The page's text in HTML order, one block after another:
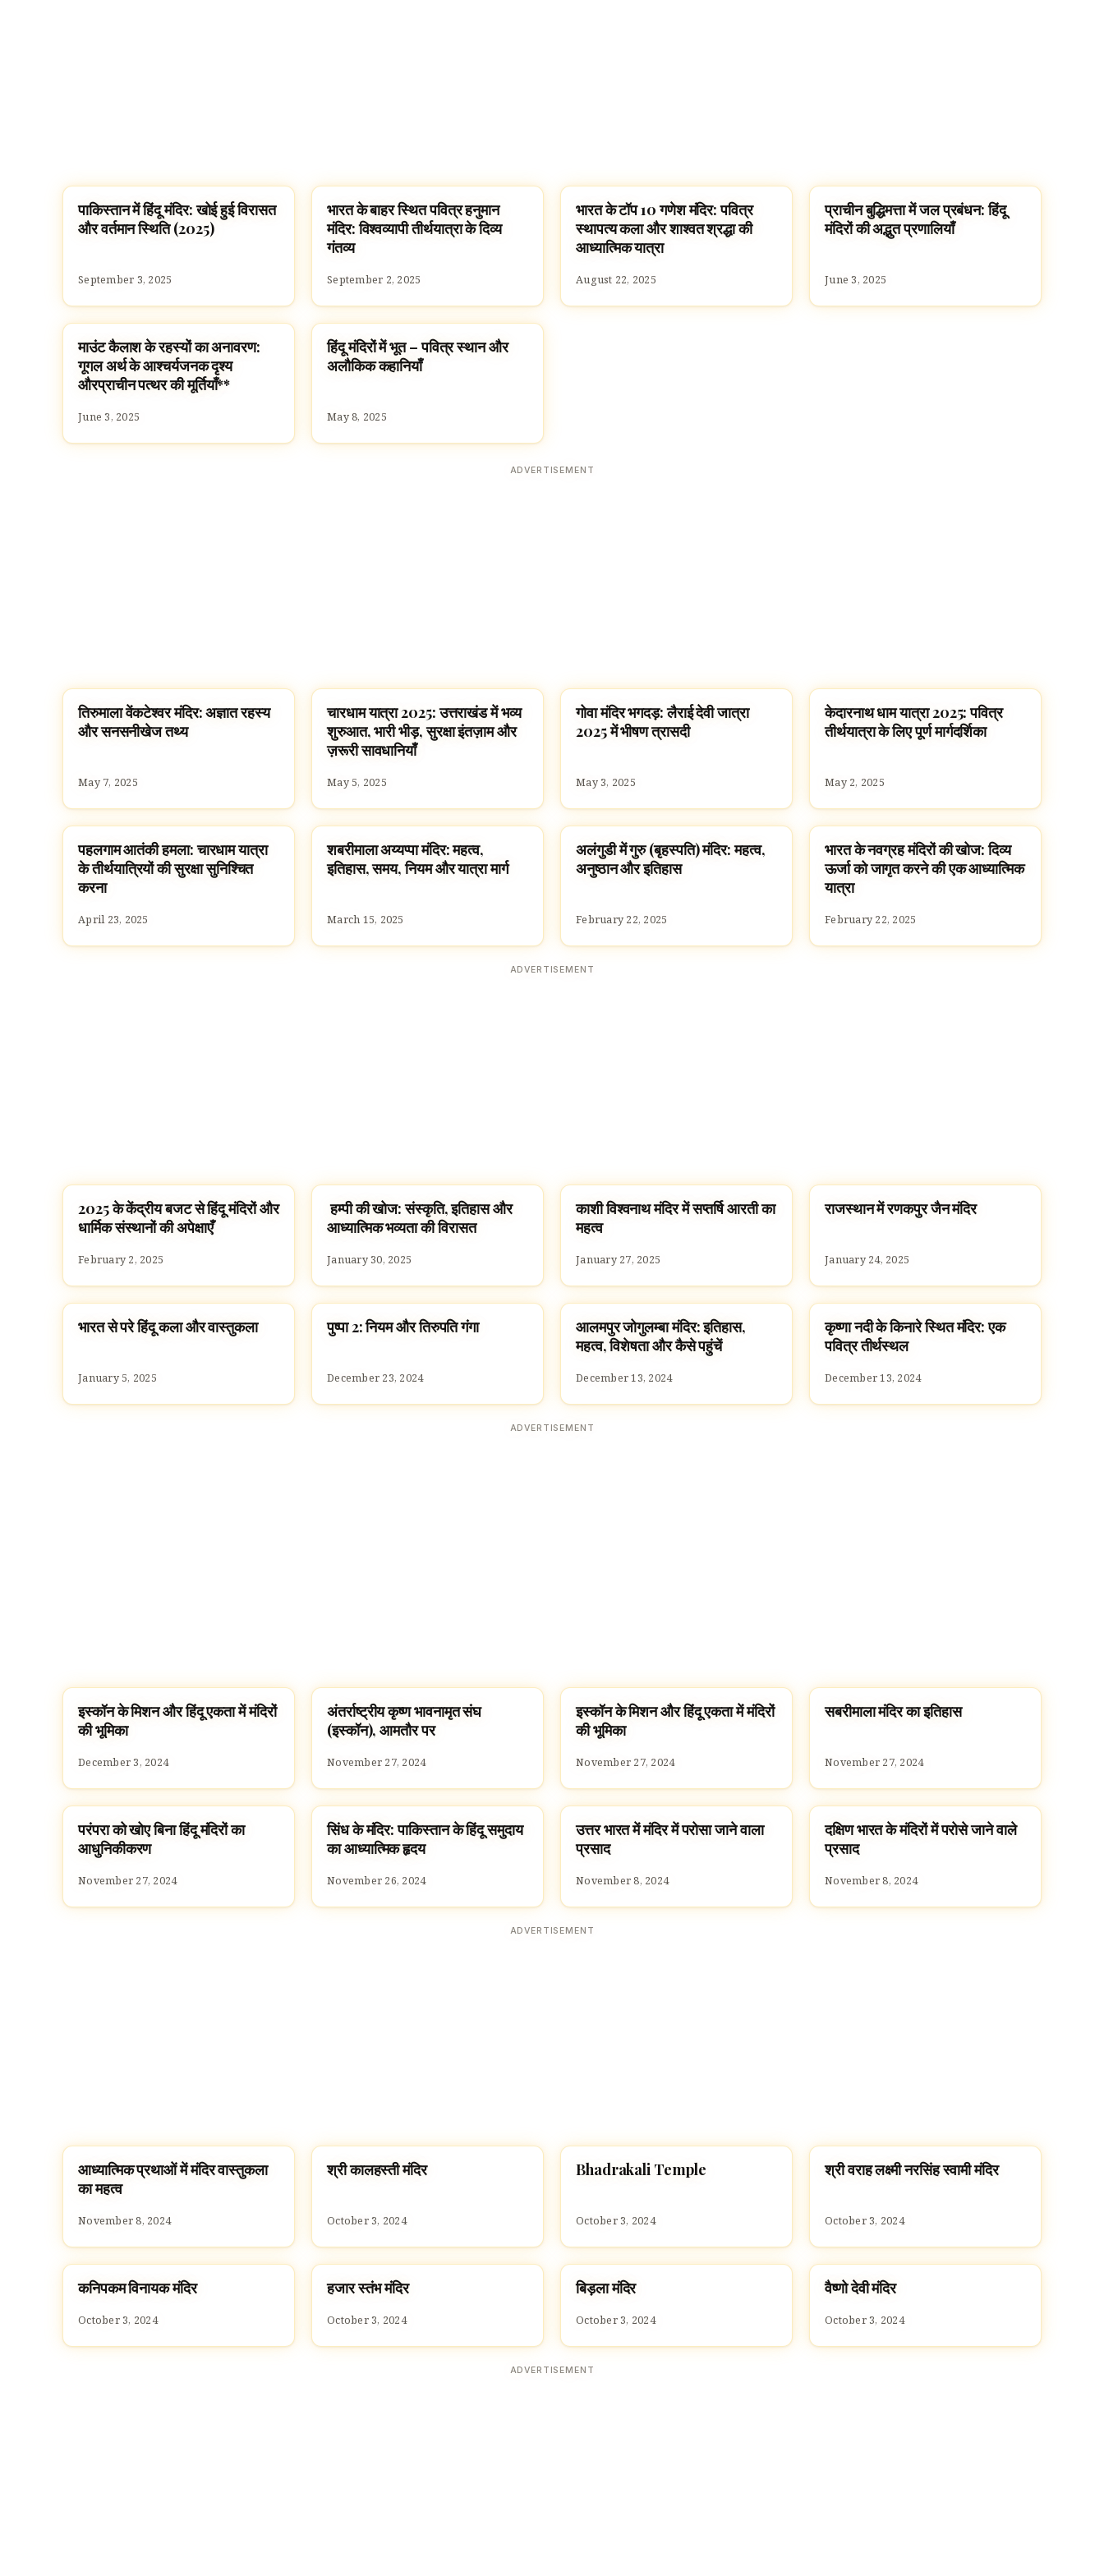
TEMPLES
पाकिस्तान में हिंदू मंदिर: खोई हुई विरासत
और वर्तमान स्थिति (2025)
September 3, 2025
TEMPLES
भारत के बाहर स्थित पवित्र हनुमान
मंदिर: विश्वव्यापी तीर्थयात्रा के दिव्य
गंतव्य
September 2, 2025
TEMPLES
भारत के टॉप 10 गणेश मंदिर: पवित्र
स्थापत्य कला और शाश्वत श्रद्धा की
आध्यात्मिक यात्रा
August 22, 2025
TEMPLES
प्राचीन बुद्धिमत्ता में जल प्रबंधन: हिंदू
मंदिरों की अद्भुत प्रणालियाँ
June 3, 2025
TEMPLES
माउंट कैलाश के रहस्यों का अनावरण:
गूगल अर्थ के आश्चर्यजनक दृश्य
औरप्राचीन पत्थर की मूर्तियाँ**
June 3, 2025
HINDUISM
हिंदू मंदिरों में भूत – पवित्र स्थान और
अलौकिक कहानियाँ
May 8, 2025
ADVERTISEMENT
TEMPLES
तिरुमाला वेंकटेश्वर मंदिर: अज्ञात रहस्य
और सनसनीखेज तथ्य
May 7, 2025
DHAM YATRA 2025
चारधाम यात्रा 2025: उत्तराखंड में भव्य
शुरुआत, भारी भीड़, सुरक्षा इंतज़ाम और
ज़रूरी सावधानियाँ
May 5, 2025
HINDUISM
गोवा मंदिर भगदड़: लैराई देवी जात्रा
2025 में भीषण त्रासदी
May 3, 2025
HINDUISM
केदारनाथ धाम यात्रा 2025: पवित्र
तीर्थयात्रा के लिए पूर्ण मार्गदर्शिका
May 2, 2025
HINDUISM
पहलगाम आतंकी हमला: चारधाम यात्रा
के तीर्थयात्रियों की सुरक्षा सुनिश्चित
करना
April 23, 2025
TEMPLES
शबरीमाला अय्यप्पा मंदिर: महत्व,
इतिहास, समय, नियम और यात्रा मार्ग
March 15, 2025
TEMPLES
अलंगुडी में गुरु (बृहस्पति) मंदिर: महत्व,
अनुष्ठान और इतिहास
February 22, 2025
HINDUISM
भारत के नवग्रह मंदिरों की खोज: दिव्य
ऊर्जा को जागृत करने की एक आध्यात्मिक
यात्रा
February 22, 2025
ADVERTISEMENT
HINDUISM
2025 के केंद्रीय बजट से हिंदू मंदिरों और
धार्मिक संस्थानों की अपेक्षाएँ
February 2, 2025
TEMPLES
हम्पी की खोज: संस्कृति, इतिहास और
आध्यात्मिक भव्यता की विरासत
January 30, 2025
HINDUISM
काशी विश्वनाथ मंदिर में सप्तर्षि आरती का
महत्व
January 27, 2025
TEMPLES
राजस्थान में रणकपुर जैन मंदिर
January 24, 2025
TEMPLES
भारत से परे हिंदू कला और वास्तुकला
January 5, 2025
HINDUISM
पुष्पा 2: नियम और तिरुपति गंगा
December 23, 2024
TEMPLES
आलमपुर जोगुलम्बा मंदिर: इतिहास,
महत्व, विशेषता और कैसे पहुंचें
December 13, 2024
TEMPLES
कृष्णा नदी के किनारे स्थित मंदिर: एक
पवित्र तीर्थस्थल
December 13, 2024
ADVERTISEMENT
HINDUISM
इस्कॉन के मिशन और हिंदू एकता में मंदिरों
की भूमिका
December 3, 2024
TEMPLES
अंतर्राष्ट्रीय कृष्ण भावनामृत संघ
(इस्कॉन), आमतौर पर
November 27, 2024
CULTURE
इस्कॉन के मिशन और हिंदू एकता में मंदिरों
की भूमिका
November 27, 2024
TEMPLES
सबरीमाला मंदिर का इतिहास
November 27, 2024
TEMPLES
परंपरा को खोए बिना हिंदू मंदिरों का
आधुनिकीकरण
November 27, 2024
TEMPLES
सिंध के मंदिर: पाकिस्तान के हिंदू समुदाय
का आध्यात्मिक हृदय
November 26, 2024
HINDUISM
उत्तर भारत में मंदिर में परोसा जाने वाला
प्रसाद
November 8, 2024
HINDUISM
दक्षिण भारत के मंदिरों में परोसे जाने वाले
प्रसाद
November 8, 2024
ADVERTISEMENT
CULTURE
आध्यात्मिक प्रथाओं में मंदिर वास्तुकला
का महत्व
November 8, 2024
TEMPLES
श्री कालहस्ती मंदिर
October 3, 2024
TEMPLES
Bhadrakali Temple
October 3, 2024
TEMPLES
श्री वराह लक्ष्मी नरसिंह स्वामी मंदिर
October 3, 2024
TEMPLES
कनिपकम विनायक मंदिर
October 3, 2024
TEMPLES
हजार स्तंभ मंदिर
October 3, 2024
TEMPLES
बिड़ला मंदिर
October 3, 2024
TEMPLES
वैष्णो देवी मंदिर
October 3, 2024
ADVERTISEMENT